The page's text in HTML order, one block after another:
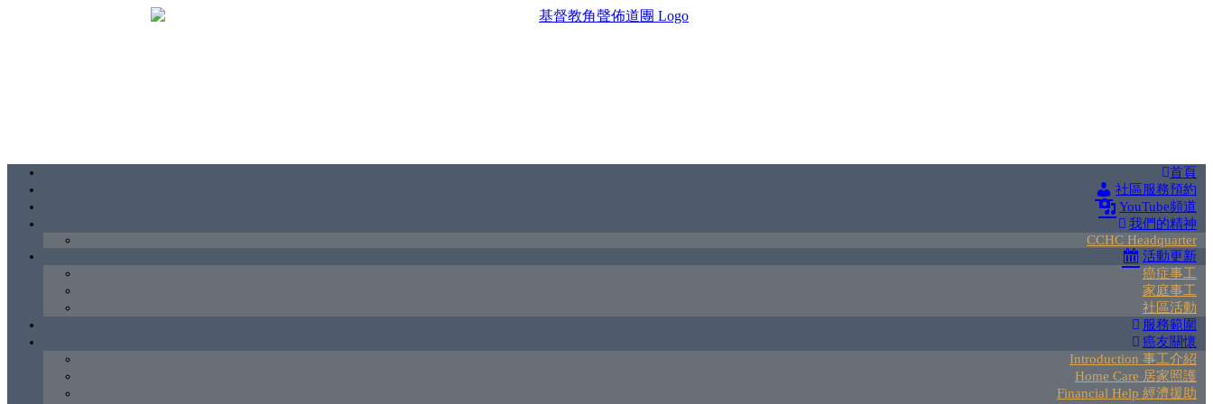
首頁
社區服務預約
YouTube頻道
我們的精神
CCHC Headquarter
活動更新
癌症事工
家庭事工
社區活動
服務範圍
癌友關懷
Introduction 事工介紹
Home Care 居家照護
Financial Help 經濟援助